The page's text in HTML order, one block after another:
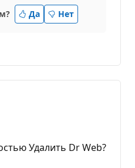
Да Нет
Удалить Dr Web?